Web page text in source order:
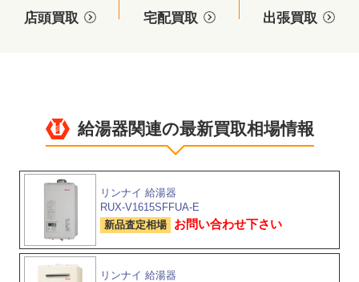
店頭買取 宅配買取 出張買取
給湯器関連の最新買取相場情報
リンナイ 給湯器
RUX-V1615SFFUA-E
新品査定相場 お問い合わせ下さい
リンナイ 給湯器